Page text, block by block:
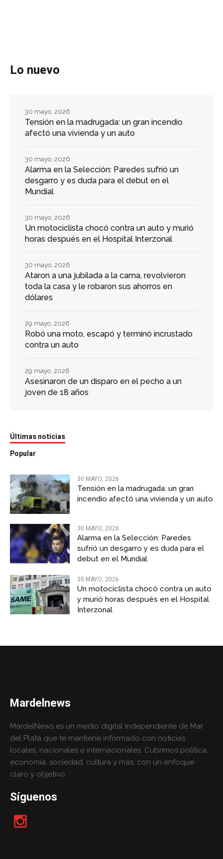
Lo nuevo
Tensión en la madrugada: un gran incendio
afectó una vivienda y un auto
30 mayo, 2026
Alarma en la Selección: Paredes sufrió un
desgarro y es duda para el debut en el
Mundial
30 mayo, 2026
Un motociclista chocó contra un auto y murió
horas después en el Hospital Interzonal
30 mayo, 2026
Ataron a una jubilada a la cama, revolvieron
toda la casa y le robaron sus ahorros en
dólares
30 mayo, 2026
Robó una moto, escapó y terminó incrustado
contra un auto
29 mayo, 2026
Asesinaron de un disparo en el pecho a un
joven de 18 años
29 mayo, 2026
Últimas noticias
Popular
30 MAYO, 2026
Tensión en la madrugada: un gran
incendio afectó una vivienda y un auto
30 MAYO, 2026
Alarma en la Selección: Paredes
sufrió un desgarro y es duda para el
debut en el Mundial
30 MAYO, 2026
Un motociclista chocó contra un auto
y murió horas después en el Hospital
Interzonal
Mardelnews
MardelNews es un medio digital independiente de Mar
del Plata que te mantiene informado con noticias
locales, nacionales e internacionales. Cubrimos política,
economía, sociedad, cultura y más, con un enfoque
claro y objetivo.
Síguenos